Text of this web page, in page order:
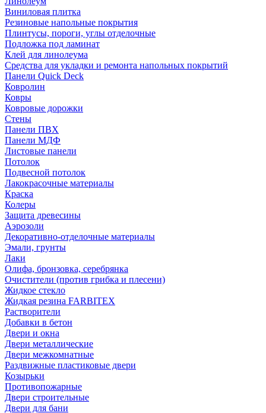
Виниловая плитка
Резиновые напольные покрытия
Плинтусы, пороги, углы отделочные
Подложка под ламинат
Клей для линолеума
Средства для укладки и ремонта напольных покрытий
Панели Quick Deck
Ковролин
Ковры
Ковровые дорожки
Стены
Панели ПВХ
Панели МДФ
Листовые панели
Потолок
Подвесной потолок
Лакокрасочные материалы
Краска
Колеры
Защита древесины
Аэрозоли
Декоративно-отделочные материалы
Эмали, грунты
Лаки
Олифа, бронзовка, серебрянка
Очистители (против грибка и плесени)
Жидкое стекло
Жидкая резина FARBITEX
Растворители
Добавки в бетон
Двери и окна
Двери металлические
Двери межкомнатные
Раздвижные пластиковые двери
Козырьки
Противопожарные
Двери строительные
Двери для бани